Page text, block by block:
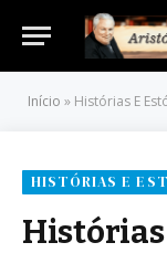
Início » Histórias E
HISTÓRIAS E
Histórias